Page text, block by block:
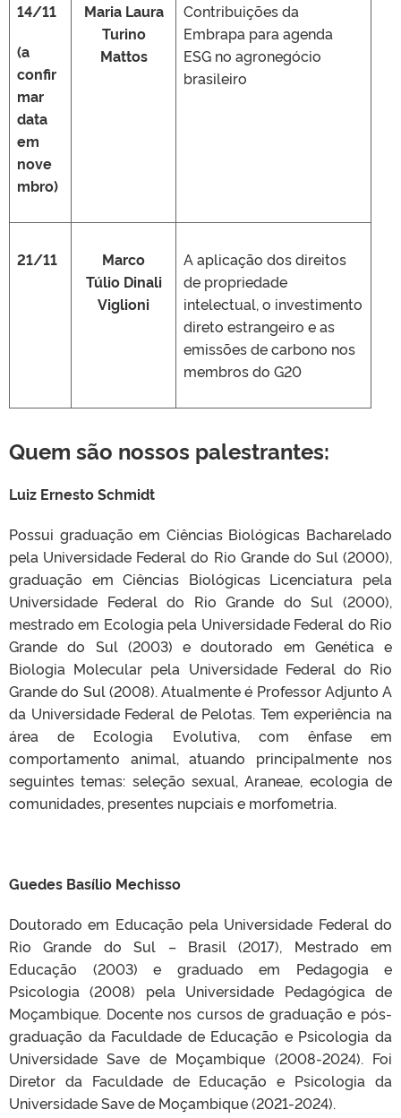
14/11
(a
confir
mar
data
em
nove
mbro)
Maria Laura
Turino
Mattos
Contribuições da
Embrapa para agenda
ESG no agronegócio
brasileiro
21/11
Marco
Túlio Dinali
Viglioni
A aplicação dos direitos
de propriedade
intelectual, o investimento
direto estrangeiro e as
emissões de carbono nos
membros do G20
Quem são nossos palestrantes:
Luiz Ernesto Schmidt
Possui graduação em Ciências Biológicas Bacharelado
pela Universidade Federal do Rio Grande do Sul (2000),
graduação em Ciências Biológicas Licenciatura pela
Universidade Federal do Rio Grande do Sul (2000),
mestrado em Ecologia pela Universidade Federal do Rio
Grande do Sul (2003) e doutorado em Genética e
Biologia Molecular pela Universidade Federal do Rio
Grande do Sul (2008). Atualmente é Professor Adjunto A
da Universidade Federal de Pelotas. Tem experiência na
área de Ecologia Evolutiva, com ênfase em
comportamento animal, atuando principalmente nos
seguintes temas: seleção sexual, Araneae, ecologia de
comunidades, presentes nupciais e morfometria.
Guedes Basílio Mechisso
Doutorado em Educação pela Universidade Federal do
Rio Grande do Sul – Brasil (2017), Mestrado em
Educação (2003) e graduado em Pedagogia e
Psicologia (2008) pela Universidade Pedagógica de
Moçambique. Docente nos cursos de graduação e pós-
graduação da Faculdade de Educação e Psicologia da
Universidade Save de Moçambique (2008-2024). Foi
Diretor da Faculdade de Educação e Psicologia da
Universidade Save de Moçambique (2021-2024).